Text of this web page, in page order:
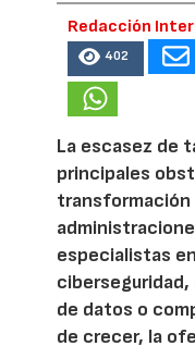
Redacción
402
La escasez de
principales
transformación
especialistas
de datos o
de crecer, la